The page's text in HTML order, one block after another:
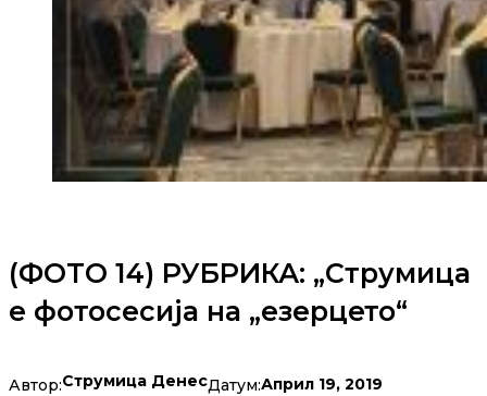
(ФОТО 14) РУБРИКА: „Струмица
е фотосесија на „езерцето“
Автор:Струмица ДенесДатум:Април 19, 2019